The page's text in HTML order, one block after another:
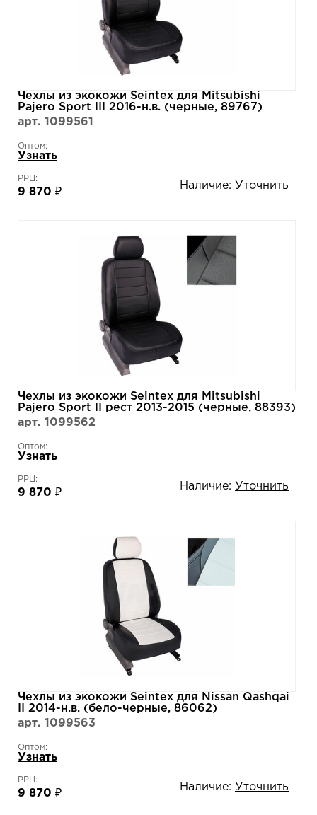
Чехлы из экокожи Seintex для Mitsubishi
Pajero Sport III 2016-н.в. (черные, 89767)
арт. 1099561
Оптом:
Узнать
РРЦ:
9 870 ₽
Наличие: Уточнить
Чехлы из экокожи Seintex для Mitsubishi
Pajero Sport II рест 2013-2015 (черные, 88393)
арт. 1099562
Оптом:
Узнать
РРЦ:
9 870 ₽
Наличие: Уточнить
Чехлы из экокожи Seintex для Nissan Qashqai
II 2014-н.в. (бело-черные, 86062)
арт. 1099563
Оптом:
Узнать
РРЦ:
9 870 ₽
Наличие: Уточнить